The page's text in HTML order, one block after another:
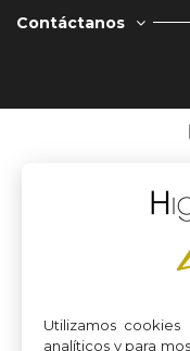
Contáctanos
Utilizamos
analíticos y para